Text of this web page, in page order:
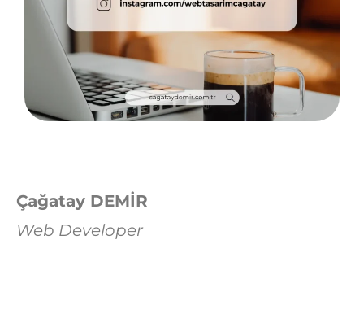
Çağatay DEMİR
Web Developer